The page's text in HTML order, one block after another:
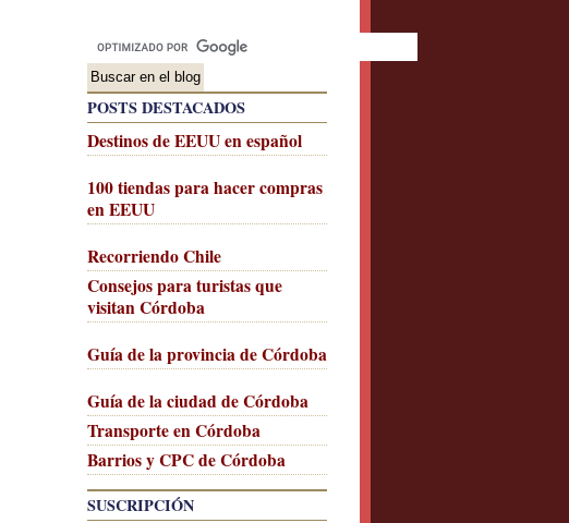
POSTS DESTACADOS
Destinos de EEUU en español
100 tiendas para hacer compras
en EEUU
Recorriendo Chile
Consejos para turistas que
visitan Córdoba
Guía de la provincia de Córdoba
Guía de la ciudad de Córdoba
Transporte en Córdoba
Barrios y CPC de Córdoba
SUSCRIPCIÓN